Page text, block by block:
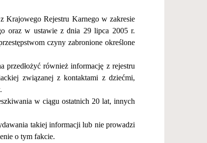
z Krajowego Rejestru Karnego w zakresie
oraz w ustawie z dnia 29 lipca 2005 r.
ępstwom czyny zabronione określone
przedłożyćrównieżinformację z rejestru
związanej z kontaktami z dziećmi,
w ciągu ostatnich 20 lat, innych
takiej informacji lub nie prowadzi
o tym fakcie.